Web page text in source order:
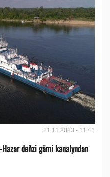
21.11.2023 - 11:41
deňzi gämi kanalyndan